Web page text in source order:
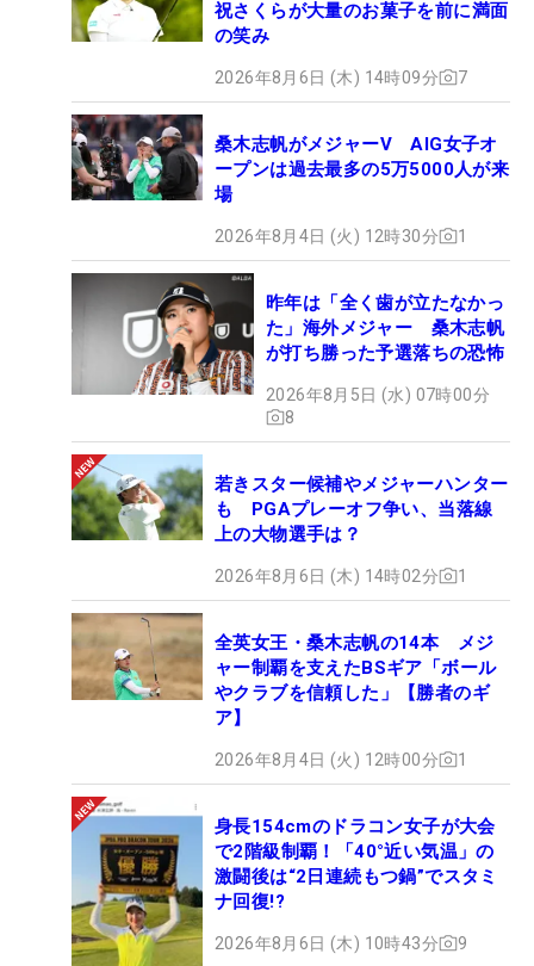
祝さくらが大量のお菓子を前に満面
の笑み
2026年8月6日 (木) 14時09分 7
桑木志帆がメジャーV AIG女子オ
ープンは過去最多の5万5000人が来
場
2026年8月4日 (火) 12時30分 1
昨年は「全く歯が立たなかっ
た」海外メジャー 桑木志帆
が打ち勝った予選落ちの恐怖
2026年8月5日 (水) 07時00分
8
若きスター候補やメジャーハンター
も PGAプレーオフ争い、当落線
上の大物選手は？
2026年8月6日 (木) 14時02分 1
全英女王・桑木志帆の14本 メジ
ャー制覇を支えたBSギア「ボール
やクラブを信頼した」【勝者のギ
ア】
2026年8月4日 (火) 12時00分 1
身長154cmのドラコン女子が大会
で2階級制覇！「40°近い気温」の
激闘後は“2日連続もつ鍋”でスタミ
ナ回復!?
2026年8月6日 (木) 10時43分 9